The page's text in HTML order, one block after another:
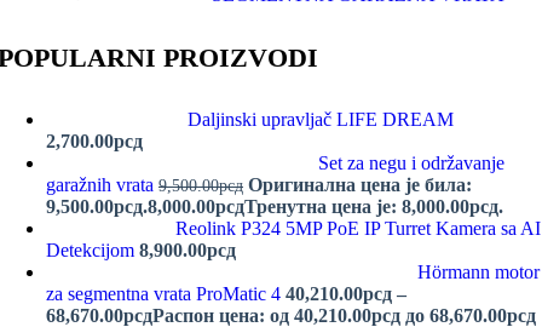
PROIZVODI
Daljinski upravljač LIFE DREAM
2,700.00рсд
Set za negu i održavanje
garažnih vrata 9,500.00рсд Оригинална цена је била:
9,500.00рсд.8,000.00рсдТренутна цена је: 8,000.00рсд.
Reolink P324 5MP PoE IP Turret Kamera sa AI
Detekcijom 8,900.00рсд
Hörmann motor
za segmentna vrata ProMatic 4 40,210.00рсд –
68,670.00рсдРаспон цена: од 40,210.00рсд до 68,670.00рсд